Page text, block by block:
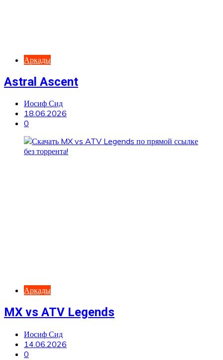
Аркады
Astral Ascent
Иосиф Сид
18.06.2026
0
Аркады
MX vs ATV Legends
Иосиф Сид
14.06.2026
0